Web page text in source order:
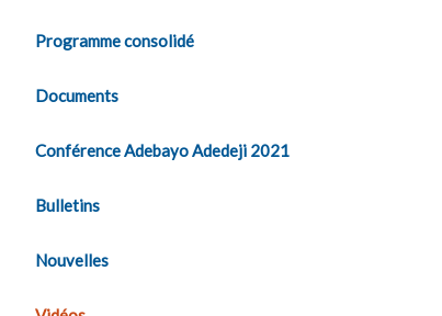
Programme consolidé
Documents
Conférence Adebayo Adedeji 2021
Bulletins
Nouvelles